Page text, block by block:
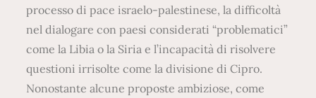
processo di pace israelo-palestinese, la difficoltà
nel dialogare con paesi considerati “problematici”
come la Libia o la Siria e l’incapacità di risolvere
questioni irrisolte come la divisione di Cipro.
Nonostante alcune proposte ambiziose, come